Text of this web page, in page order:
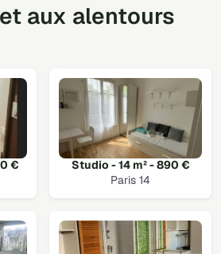
aux alentours
€
Studio - 14 m² - 890 €
Paris 14